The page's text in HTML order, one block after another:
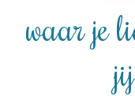
waar je